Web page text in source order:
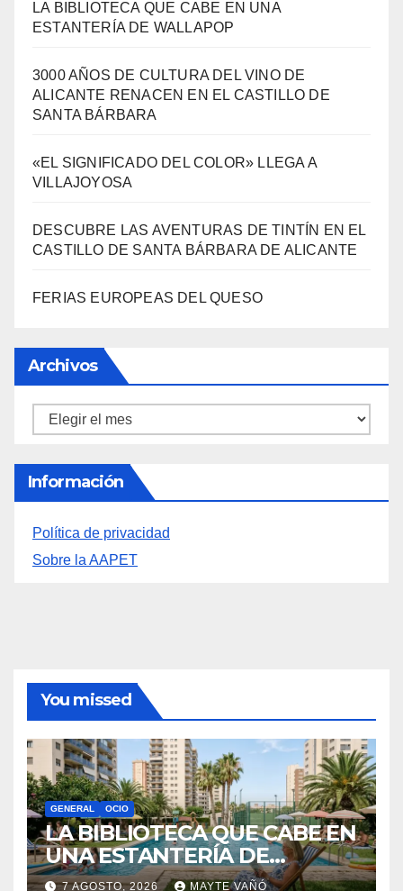
ALICANTE RENACEN EN EL CASTILLO DE
SANTA BÁRBARA
«EL SIGNIFICADO DEL COLOR» LLEGA A
VILLAJOYOSA
CASTILLO DE SANTA BÁRBARA DE ALICANTE
Sobre la AAPET
GENERAL OCIO
LA BIBLIOTECA QUE CABE EN
UNA ESTANTERÍA DE
WALLAPOP
7 AGOSTO, 2026 MAYTE VAÑÓ